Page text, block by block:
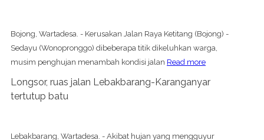
Bojong, Wartadesa. - Kerusakan Jalan Raya Ketitang (Bojong) -
Sedayu (Wonopronggo) dibeberapa titik dikeluhkan warga,
musim penghujan menambah kondisi jalan Read more
Longsor, ruas jalan Lebakbarang-Karanganyar
tertutup batu
Lebakbarang, Wartadesa. - Akibat hujan yang mengguyur